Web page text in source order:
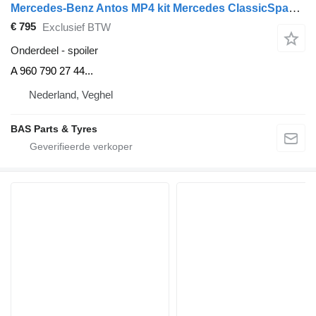
Mercedes-Benz Antos MP4 kit Mercedes ClassicSpace M-cab L1EH1 A 960 790 27 44 spoiler voor vrachtwagen
€ 795 Exclusief BTW
Onderdeel - spoiler
A 960 790 27 44...
Nederland, Veghel
BAS Parts & Tyres